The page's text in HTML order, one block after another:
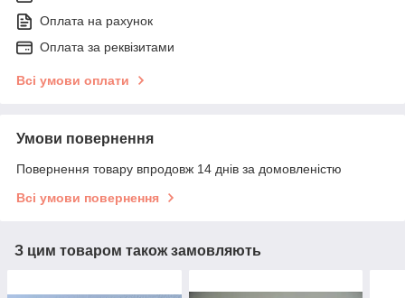
Оплата на рахунок
Оплата за реквізитами
Всі умови оплати
Умови повернення
Повернення товару впродовж 14 днів за домовленістю
Всі умови повернення
З цим товаром також замовляють